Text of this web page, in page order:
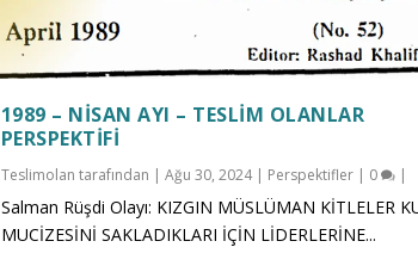
1989 – NISAN AYI – TESLIM OLANLAR
PERSPEKTIFI
Teslimolan tarafından | Ağu 30, 2024| Perspektifler| 0 |
Salman Rüşdi Olayı: KIZGIN MÜSLÜMAN KİTLELER
MUCİZESİNİ SAKLADIKLARI İÇİN LİDERLERİNE...